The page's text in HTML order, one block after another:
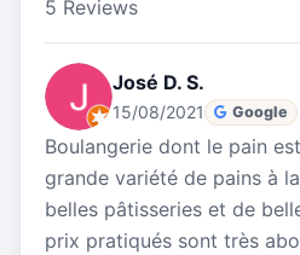
5 Reviews
José D. S.
15/08/2021 Google
Boulangerie dont le pain
grande variété de pains à
belles pâtisseries et de
prix pratiqués sont très